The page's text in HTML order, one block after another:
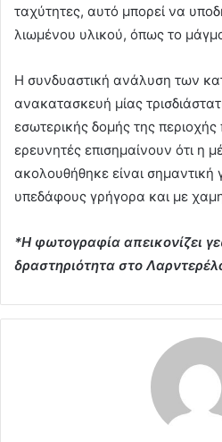
ταχύτητες, αυτό μπορεί να
λιωμένου υλικού, όπως το
Η συνδυαστική ανάλυση των
ανακατασκευή μίας
εσωτερικής δομής της
ερευνητές επισημαίνουν ότι η
ακολουθήθηκε είναι σημαντική
υπεδάφους γρήγορα και με
*Η φωτογραφία απεικονίζει
δραστηριότητα στο